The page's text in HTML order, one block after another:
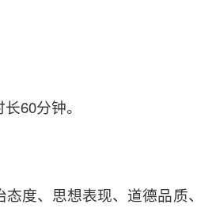
60分钟。
度、思想表现、道德品质